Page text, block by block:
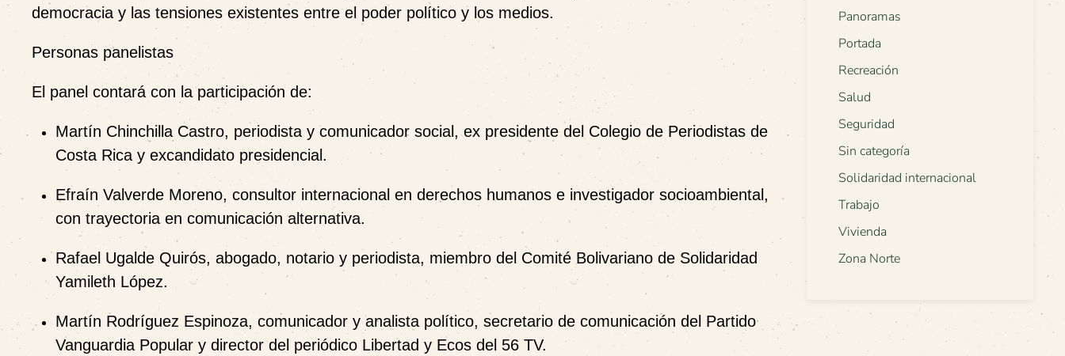
democracia y las tensiones existentes entre el poder político y los medios.
Personas panelistas
El panel contará con la participación de:
Martín Chinchilla Castro, periodista y comunicador social, ex presidente del Colegio de Periodistas de
Costa Rica y excandidato presidencial.
Efraín Valverde Moreno, consultor internacional en derechos humanos e investigador socioambiental,
con trayectoria en comunicación alternativa.
Rafael Ugalde Quirós, abogado, notario y periodista, miembro del Comité Bolivariano de Solidaridad
Yamileth López.
Martín Rodríguez Espinoza, comunicador y analista político, secretario de comunicación del Partido
Vanguardia Popular y director del periódico Libertad y Ecos del 56 TV.
Panoramas
Portada
Recreación
Salud
Seguridad
Sin categoría
Solidaridad internacional
Trabajo
Vivienda
Zona Norte